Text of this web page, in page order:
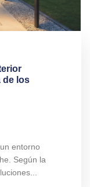
de los
entorno
Según la